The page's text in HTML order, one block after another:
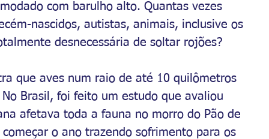
com barulho alto. Quantas vezes
nascidos, autistas, animais, inclusive os
desnecessária de soltar rojões?
que aves num raio de até 10 quilômetros
Brasil, foi feito um estudo que avaliou
afetava toda a fauna no morro do Pão de
o ano trazendo sofrimento para os